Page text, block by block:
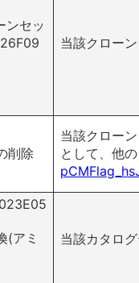
ンセッ
当該クロー
削除
当該クロー
として、他
(アミ
当該カタロ